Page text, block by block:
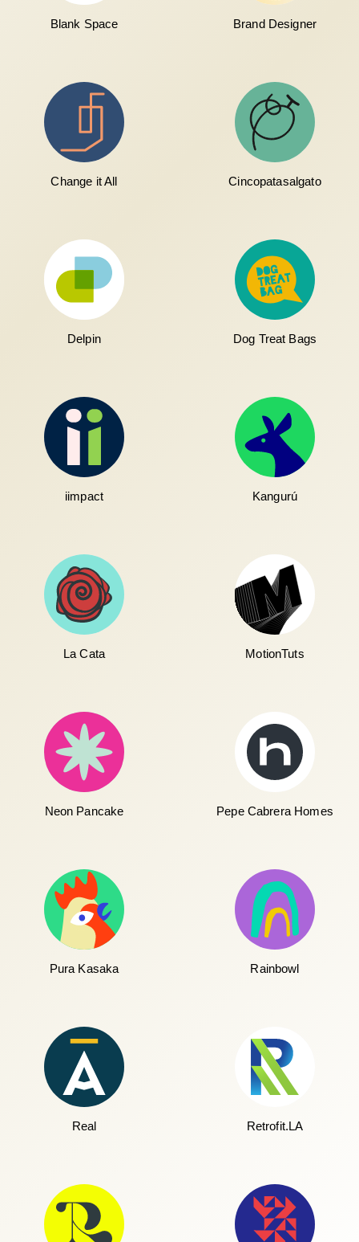
Blank Space Brand Designer
Change it All Cincopatasalgato
Delpin Dog Treat Bags
iimpact Kangurú
La Cata MotionTuts
Neon Pancake Pepe Cabrera Homes
Pura Kasaka Rainbowl
Real Retrofit.LA